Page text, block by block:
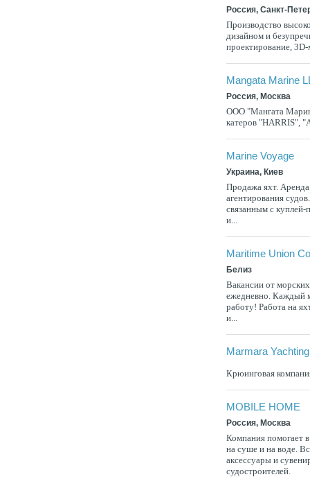
Россия, Санкт-
Производство
дизайном и
проектирование,
Mangata Marine
Россия, Москва
ООО "Мангата
катеров "HARRIS",
Marine Voyage
Украина, Киев
Продажа яхт. Аренда
агентирования
связанным с куплей-
и...
Maritime Union
Белиз
Вакансии от
ежедневно. Каждый
работу! Работа на
и...
Marmara Yachting
Крюинговая
MOBILE HOME
Россия, Москва
Компания помогает
на суше и на воде.
аксессуары и
судостроителей.